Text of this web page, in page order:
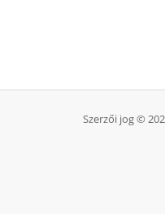
Szerzői jog ©